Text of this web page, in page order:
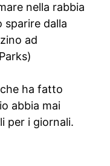
nella rabbia
sparire dalla
ad
ha fatto
abbia mai
per i giornali.